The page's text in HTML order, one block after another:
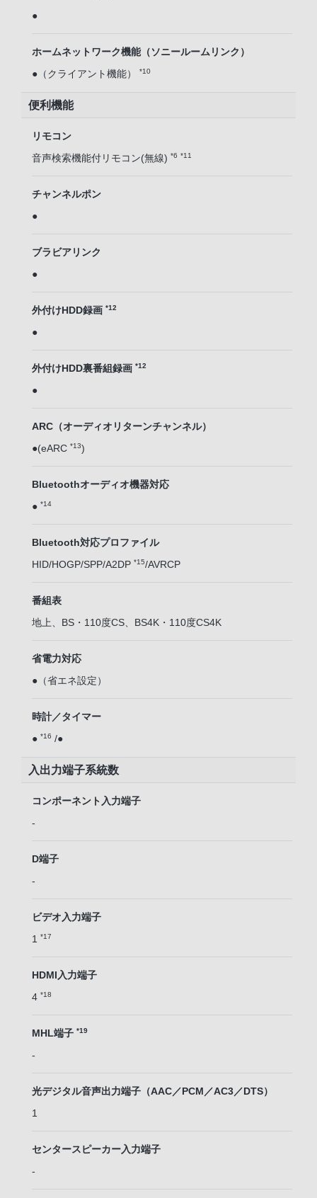
●
ホームネットワーク機能（ソニールームリンク）
●（クライアント機能） *10
便利機能
リモコン
音声検索機能付リモコン(無線) *6 *11
チャンネルポン
●
ブラビアリンク
●
外付けHDD録画 *12
●
外付けHDD裏番組録画 *12
●
ARC（オーディオリターンチャンネル）
●(eARC *13)
Bluetoothオーディオ機器対応
● *14
Bluetooth対応プロファイル
HID/HOGP/SPP/A2DP *15/AVRCP
番組表
地上、BS・110度CS、BS4K・110度CS4K
省電力対応
●（省エネ設定）
時計／タイマー
● *16 /●
入出力端子系統数
コンポーネント入力端子
-
D端子
-
ビデオ入力端子
1 *17
HDMI入力端子
4 *18
MHL端子 *19
-
光デジタル音声出力端子（AAC／PCM／AC3／DTS）
1
センタースピーカー入力端子
-